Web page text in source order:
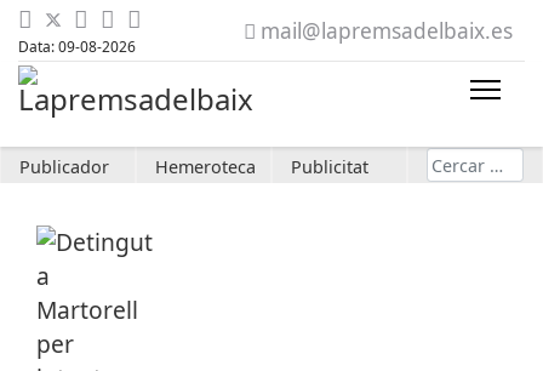
Data: 09-08-2026
mail@lapremsadelbaix.es
Publicador Hemeroteca Publicitat Cerca